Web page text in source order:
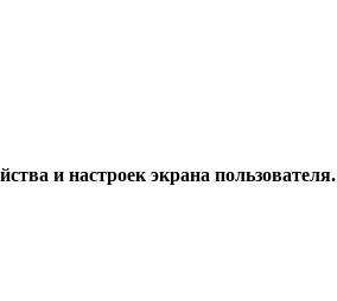
и настроек экрана пользователя.